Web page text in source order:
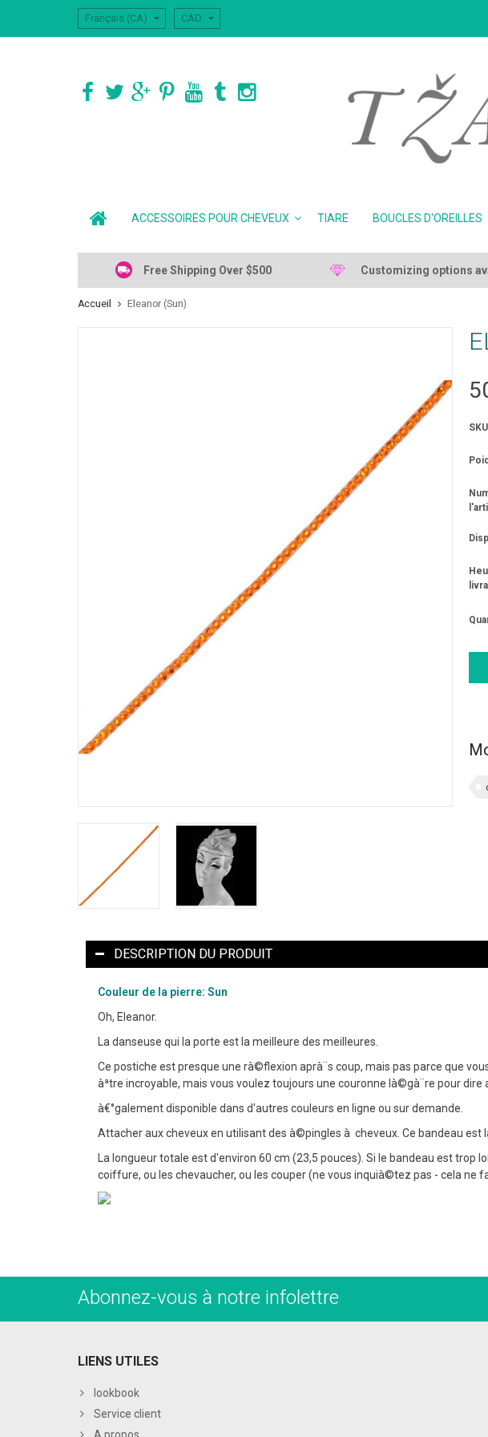
Français (CA) CAD
ACCESSOIRES POUR CHEVEUX TIARE BOUCLES D'OREILLES
Free Shipping Over $500 Customizing options
Accueil Eleanor (Sun)
DESCRIPTION DU PRODUIT
Couleur de la pierre: Sun
Oh, Eleanor.
La danseuse qui la porte est la meilleure des meilleures.
Ce postiche est presque une rà©flexion aprà¨s coup, mais pas parce que
àªtre incroyable, mais vous voulez toujours une couronne là©gà¨re pour dire
à€°galement disponible dans d'autres couleurs en ligne ou sur demande.
Attacher aux cheveux en utilisant des à©pingles à cheveux. Ce bandeau
La longueur totale est d'environ 60 cm (23,5 pouces). Si le bandeau est
coiffure, ou les chevaucher, ou les couper (ne vous inquià©tez pas - cela ne
Abonnez-vous à notre infolettre
LIENS UTILES
lookbook
Service client
A propos